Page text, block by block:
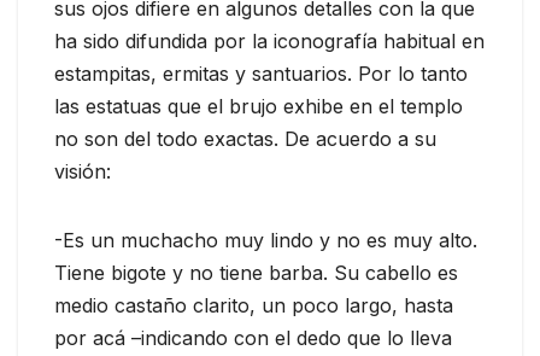
sus ojos difiere en algunos detalles con la que
ha sido difundida por la iconografía habitual en
estampitas, ermitas y santuarios. Por lo tanto
las estatuas que el brujo exhibe en el templo
no son del todo exactas. De acuerdo a su
visión:
-Es un muchacho muy lindo y no es muy alto.
Tiene bigote y no tiene barba. Su cabello es
medio castaño clarito, un poco largo, hasta
por acá –indicando con el dedo que lo lleva